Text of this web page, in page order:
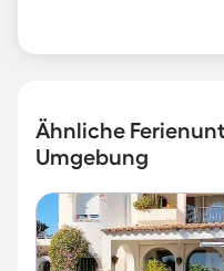
Ähnliche
Umgebung